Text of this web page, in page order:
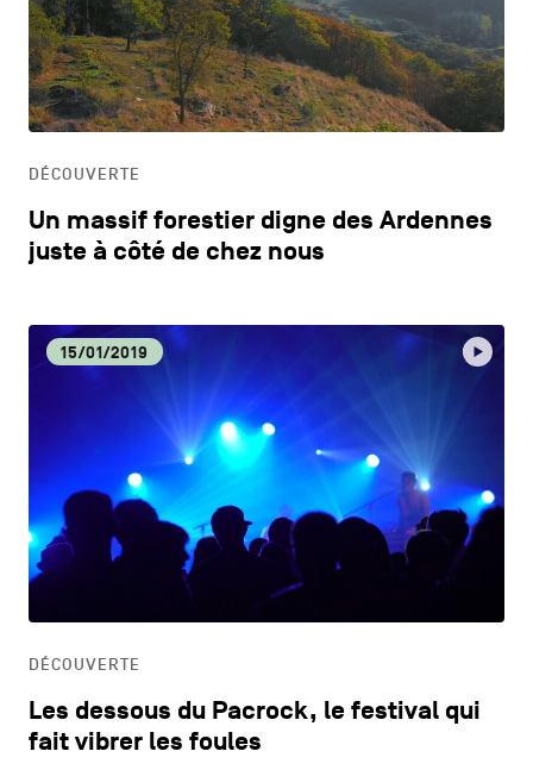
DÉCOUVERTE
Un massif forestier digne des Ardennes
juste à côté de chez nous
15/01/2019
DÉCOUVERTE
Les dessous du Pacrock, le festival qui
fait vibrer les foules